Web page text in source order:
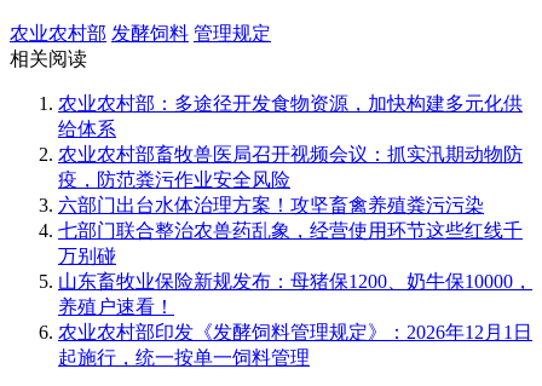
农业农村部 发酵饲料 管理规定
相关阅读
农业农村部：多途径开发食物资源，加快构建多元化供
给体系
农业农村部畜牧兽医局召开视频会议：抓实汛期动物防
疫，防范粪污作业安全风险
六部门出台水体治理方案！攻坚畜禽养殖粪污污染
七部门联合整治农兽药乱象，经营使用环节这些红线千
万别碰
山东畜牧业保险新规发布：母猪保1200、奶牛保10000，
养殖户速看！
农业农村部印发《发酵饲料管理规定》：2026年12月1日
起施行，统一按单一饲料管理